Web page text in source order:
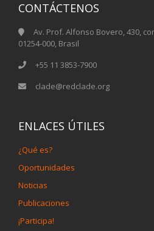
CONTÁCTENOS
Av. Prof. Alfonso Bovero, 430,
01254-000, Brasil
+55 11 3853-7900
clade@redclade.org
ENLACES ÚTILES
¿Qué es?
Oportunidades
Noticias
Publicaciones
¡Participa!